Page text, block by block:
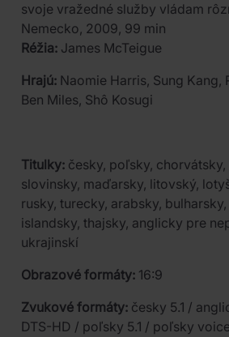
svoje vražedné služby vládam
Nemecko, 2009, 99 min
Réžia: James McTeigue
Hrajú: Naomie Harris, Sung Kang,
Ben Miles, Shô Kosugi
Titulky: česky, poľsky,
slovinsky, maďarsky, litovský,
rusky, turecky, arabsky,
islandsky, thajsky, anglicky pre
ukrajinskí
Obrazové formáty: 16:9
Zvukové formáty: česky 5.1 /
DTS-HD / poľsky 5.1 / poľsky